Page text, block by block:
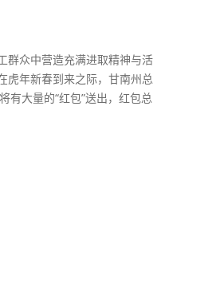
群众中营造充满进取精神与活
虎年新春到来之际，甘南州总
有大量的“红包”送出，红包总